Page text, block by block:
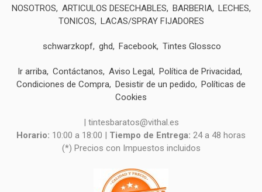
NOSOTROS
ARTICULOS DESECHABLES BARBERIA LECHES,
TONICOS
LACAS/SPRAY FIJADORES
schwarzkopf ghd Facebook Tintes Glossco
Ir arriba Contáctanos Aviso Legal
Política de Privacidad
Condiciones de Compra Desistir de un pedido
Políticas de
Cookies
| tintesbaratos@vithal.es
Horario: 10:00 a 18:00 | Tiempo de Entrega: 24 a 48 horas
(*) Precios con Impuestos incluidos